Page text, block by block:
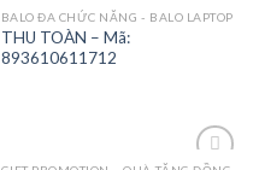
BALO ĐA CHỨC NĂNG - BALO LAPTOP
THU TOÀN – Mã:
893610611712